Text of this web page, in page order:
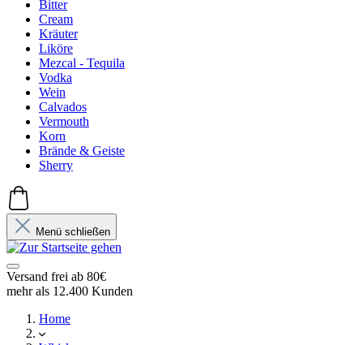
Bitter
Cream
Kräuter
Liköre
Mezcal - Tequila
Vodka
Wein
Calvados
Vermouth
Korn
Brände & Geiste
Sherry
Menü schließen
Versand frei ab 80€
mehr als 12.400 Kunden
Home